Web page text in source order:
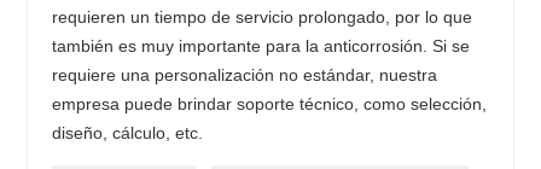
requieren un tiempo de servicio prolongado, por lo que
también es muy importante para la anticorrosión. Si se
requiere una personalización no estándar, nuestra
empresa puede brindar soporte técnico, como selección,
diseño, cálculo, etc.